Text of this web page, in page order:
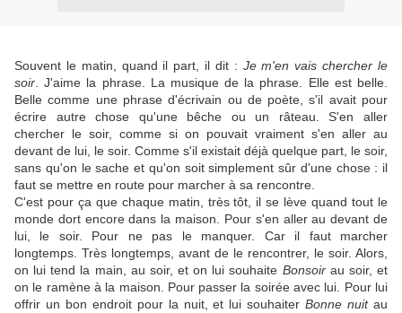
Souvent le matin, quand il part, il dit : Je m'en vais chercher le
soir . J'aime la phrase. La musique de la phrase. Elle est belle.
Belle comme une phrase d'écrivain ou de poète, s'il avait pour
écrire autre chose qu'une bêche ou un râteau. S'en aller
chercher le soir, comme si on pouvait vraiment s'en aller au
devant de lui, le soir. Comme s'il existait déjà quelque part, le soir,
sans qu'on le sache et qu'on soit simplement sûr d'une chose : il
faut se mettre en route pour marcher à sa rencontre.
C'est pour ça que chaque matin, très tôt, il se lève quand tout le
monde dort encore dans la maison. Pour s'en aller au devant de
lui, le soir. Pour ne pas le manquer. Car il faut marcher
longtemps. Très longtemps, avant de le rencontrer, le soir. Alors,
on lui tend la main, au soir, et on lui souhaite Bonsoirau soir, et
on le ramène à la maison. Pour passer la soirée avec lui. Pour lui
offrir un bon endroit pour la nuit, et lui souhaiterBonne nuitau